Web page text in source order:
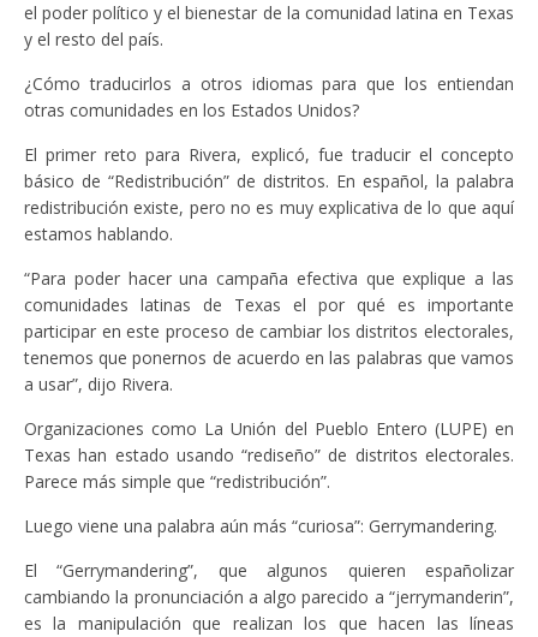
el poder político y el bienestar de la comunidad latina en Texas
y el resto del país.
¿Cómo traducirlos a otros idiomas para que los entiendan
otras comunidades en los Estados Unidos?
El primer reto para Rivera, explicó, fue traducir el concepto
básico de “Redistribución” de distritos. En español, la palabra
redistribución existe, pero no es muy explicativa de lo que aquí
estamos hablando.
“Para poder hacer una campaña efectiva que explique a las
comunidades latinas de Texas el por qué es importante
participar en este proceso de cambiar los distritos electorales,
tenemos que ponernos de acuerdo en las palabras que vamos
a usar”, dijo Rivera.
Organizaciones como La Unión del Pueblo Entero (LUPE) en
Texas han estado usando “rediseño” de distritos electorales.
Parece más simple que “redistribución”.
Luego viene una palabra aún más “curiosa”: Gerrymandering.
El “Gerrymandering”, que algunos quieren españolizar
cambiando la pronunciación a algo parecido a “jerrymanderin”,
es la manipulación que realizan los que hacen las líneas